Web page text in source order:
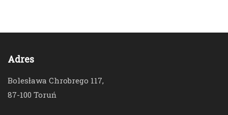
Adres
Bolesława Chrobrego 117,
87-100 Toruń